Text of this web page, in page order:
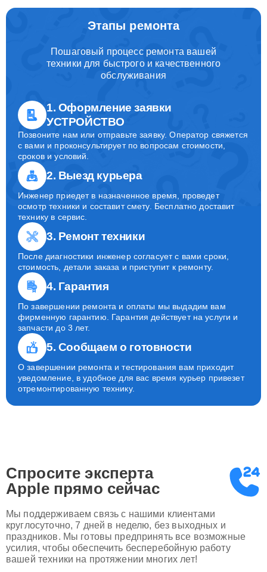
Этапы ремонта
Пошаговый процесс ремонта вашей
техники для быстрого и качественного
обслуживания
1. Оформление заявки
УСТРОЙСТВО
Позвоните нам или отправьте заявку. Оператор свяжется
с вами и проконсультирует по вопросам стоимости,
сроков и условий.
2. Выезд курьера
Инженер приедет в назначенное время, проведет
осмотр техники и составит смету. Бесплатно доставит
технику в сервис.
3. Ремонт техники
После диагностики инженер согласует с вами сроки,
стоимость, детали заказа и приступит к ремонту.
4. Гарантия
По завершении ремонта и оплаты мы выдадим вам
фирменную гарантию. Гарантия действует на услуги и
запчасти до 3 лет.
5. Сообщаем о готовности
О завершении ремонта и тестирования вам приходит
уведомление, в удобное для вас время курьер привезет
отремонтированную технику.
Спросите эксперта
Apple прямо сейчас
Мы поддерживаем связь с нашими клиентами
круглосуточно, 7 дней в неделю, без выходных и
праздников. Мы готовы предпринять все возможные
усилия, чтобы обеспечить бесперебойную работу
вашей техники на протяжении многих лет!